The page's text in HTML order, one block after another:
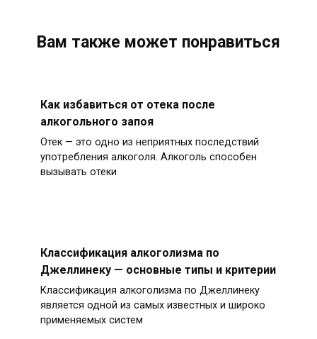
Вам также может понравиться
Как избавиться от отека после
алкогольного запоя
Отек — это одно из неприятных последствий
употребления алкоголя. Алкоголь способен
вызывать отеки
Классификация алкоголизма по
Джеллинеку — основные типы и критерии
Классификация алкоголизма по Джеллинеку
является одной из самых известных и широко
применяемых систем